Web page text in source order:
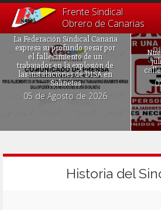
Frente Sindical
Obrero de Canarias
La Federación Sindical Canaria
expresa su profundo pesar por
el fallecimiento de un
trabajador en la explosión de
las instalaciones de DISA en
Salinetas
05 de Agosto de 2026
Historia del